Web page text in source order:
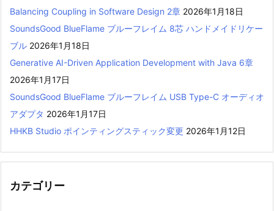
Balancing Coupling in Software Design 2章 2026年1月18日
SoundsGood BlueFlame ブルーフレイム 8芯 ハンドメイドリケー
ブル 2026年1月18日
Generative AI-Driven Application Development with Java 6章
2026年1月17日
SoundsGood BlueFlame ブルーフレイム USB Type-C オーディオ
アダプタ 2026年1月17日
HHKB Studio ポインティングスティック変更 2026年1月12日
カテゴリー